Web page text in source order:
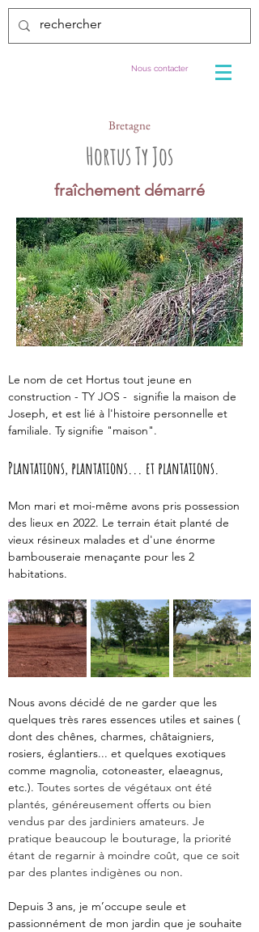
Nous contacter
Bretagne
Hortus Ty Jos
fraîchement démarré
Le nom de cet Hortus tout jeune en
construction - TY JOS -  signifie la maison de
Joseph, et est lié à l'histoire personnelle et
familiale. Ty signifie "maison".
Plantations, plantations... et plantations.
Mon mari et moi-même avons pris possession
des lieux en 2022. Le terrain était planté de
vieux résineux malades et d'une énorme
bambouseraie menaçante pour les 2
habitations.
Nous avons décidé de ne garder que les
quelques très rares essences utiles et saines (
dont des chênes, charmes, châtaigniers,
rosiers, églantiers... et quelques exotiques
comme magnolia, cotoneaster, elaeagnus,
etc.). Toutes sortes de végétaux ont été
plantés, généreusement offerts ou bien
vendus par des jardiniers amateurs. Je
pratique beaucoup le bouturage, la priorité
étant de regarnir à moindre coût, que ce soit
par des plantes indigènes ou non.
Depuis 3 ans, je m’occupe seule et
passionnément de mon jardin que je souhaite